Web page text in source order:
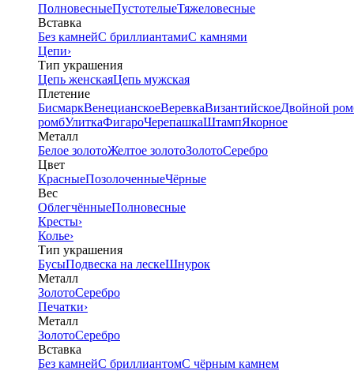
ПолновесныеПустотелыеТяжеловесные
Вставка
Без камнейС бриллиантамиС камнями
Цепи›
Тип украшения
Цепь женскаяЦепь мужская
Плетение
БисмаркВенецианскоеВеревкаВизантийскоеДвойной
ромбУлиткаФигароЧерепашкаШтампЯкорное
Металл
Белое золотоЖелтое золотоЗолотоСеребро
Цвет
КрасныеПозолоченныеЧёрные
Вес
ОблегчённыеПолновесные
Кресты›
Колье›
Тип украшения
БусыПодвеска на лескеШнурок
Металл
ЗолотоСеребро
Печатки›
Металл
ЗолотоСеребро
Вставка
Без камнейС бриллиантомС чёрным камнем